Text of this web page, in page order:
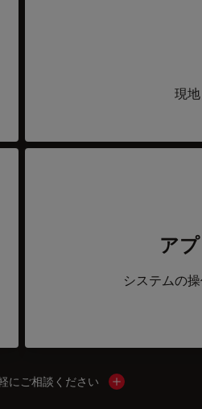
現
ア
システムの
にご相談ください Show local